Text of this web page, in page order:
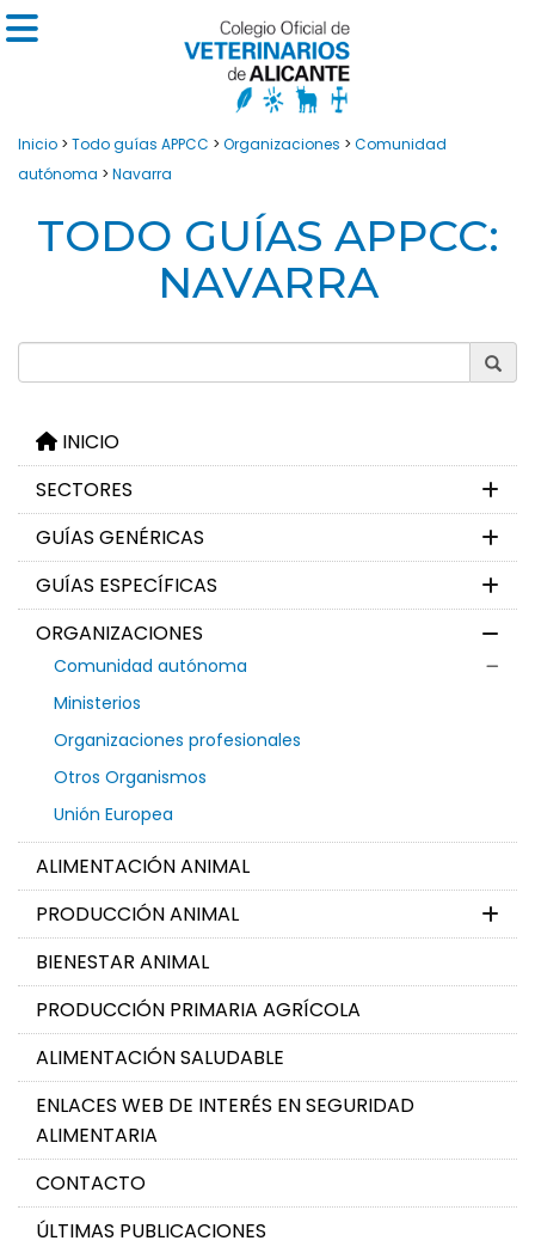
Inicio > Todo guías APPCC > Organizaciones > Comunidad
autónoma > Navarra
TODO GUÍAS APPCC:
NAVARRA
INICIO
SECTORES
GUÍAS GENÉRICAS
GUÍAS ESPECÍFICAS
ORGANIZACIONES
Comunidad autónoma
Ministerios
Organizaciones profesionales
Otros Organismos
Unión Europea
ALIMENTACIÓN ANIMAL
PRODUCCIÓN ANIMAL
BIENESTAR ANIMAL
PRODUCCIÓN PRIMARIA AGRÍCOLA
ALIMENTACIÓN SALUDABLE
ENLACES WEB DE INTERÉS EN SEGURIDAD
ALIMENTARIA
CONTACTO
ÚLTIMAS PUBLICACIONES